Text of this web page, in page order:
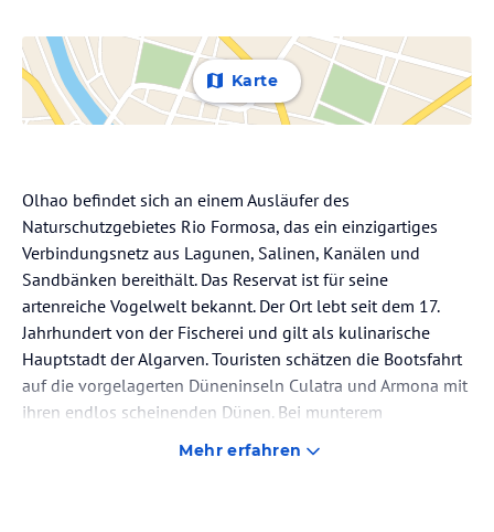
Karte
Olhao befindet sich an einem Ausläufer des
Naturschutzgebietes Rio Formosa, das ein einzigartiges
Verbindungsnetz aus Lagunen, Salinen, Kanälen und
Sandbänken bereithält. Das Reservat ist für seine
artenreiche Vogelwelt bekannt. Der Ort lebt seit dem 17.
Jahrhundert von der Fischerei und gilt als kulinarische
Hauptstadt der Algarven. Touristen schätzen die Bootsfahrt
auf die vorgelagerten Düneninseln Culatra und Armona mit
ihren endlos scheinenden Dünen. Bei munterem
Möwengeschrei können Sie vielfältigen
Mehr erfahren